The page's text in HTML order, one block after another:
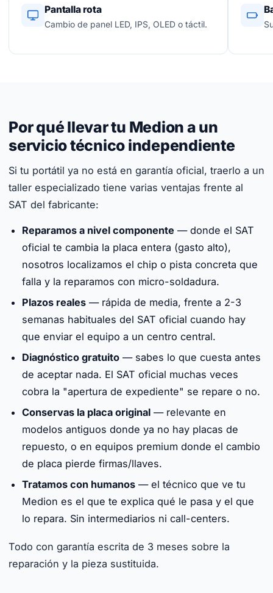
Pantalla rota
Cambio de panel LED, IPS, OLED o táctil.
Por qué llevar tu Medion a un
servicio técnico independiente
Si tu portátil ya no está en garantía oficial, traerlo a un
taller especializado tiene varias ventajas frente al
SAT del fabricante:
Reparamos a nivel componente — donde el SAT
oficial te cambia la placa entera (gasto alto),
nosotros localizamos el chip o pista concreta que
falla y la reparamos con micro-soldadura.
Plazos reales — rápida de media, frente a 2-3
semanas habituales del SAT oficial cuando hay
que enviar el equipo a un centro central.
Diagnóstico gratuito — sabes lo que cuesta antes
de aceptar nada. El SAT oficial muchas veces
cobra la "apertura de expediente" se repare o no.
Conservas la placa original — relevante en
modelos antiguos donde ya no hay placas de
repuesto, o en equipos premium donde el cambio
de placa pierde firmas/llaves.
Tratamos con humanos — el técnico que ve tu
Medion es el que te explica qué le pasa y el que
lo repara. Sin intermediarios ni call-centers.
Todo con garantía escrita de 3 meses sobre la
reparación y la pieza sustituida.